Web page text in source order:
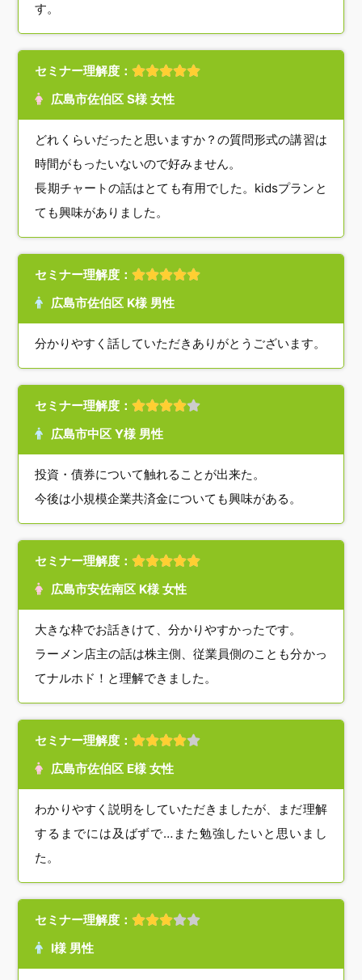
す。
セミナー理解度：
広島市佐伯区 S様 女性
どれくらいだったと思いますか？の質問形式の講習は
時間がもったいないので好みません。
長期チャートの話はとても有用でした。kidsプランと
ても興味がありました。
セミナー理解度：
広島市佐伯区 K様 男性
分かりやすく話していただきありがとうございます。
セミナー理解度：
広島市中区 Y様 男性
投資・債券について触れることが出来た。
今後は小規模企業共済金についても興味がある。
セミナー理解度：
広島市安佐南区 K様 女性
大きな枠でお話きけて、分かりやすかったです。
ラーメン店主の話は株主側、従業員側のことも分かっ
てナルホド！と理解できました。
セミナー理解度：
広島市佐伯区 E様 女性
わかりやすく説明をしていただきましたが、まだ理解
するまでには及ばずで…また勉強したいと思いまし
た。
セミナー理解度：
I様 男性